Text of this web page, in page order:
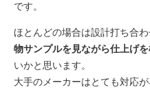
です。
ほとんどの場合は設計打ち合
物サンプルを見ながら仕上げ
いかと思います。
大手のメーカーはとても対応